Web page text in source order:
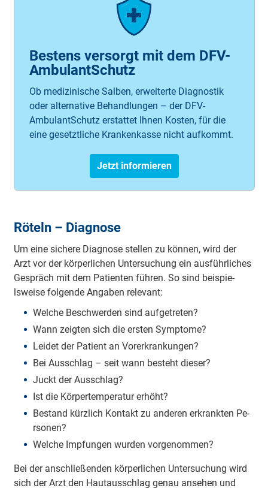
Bestens versorgt mit dem DFV-
AmbulantSchutz
Ob medizinische Salben, erweiterte Diagnostik
oder alternative Behandlungen – der DFV-
AmbulantSchutz erstattet Ihnen Kosten, für die
eine gesetztliche Krankenkasse nicht aufkommt.
Jetzt informieren
Röteln – Dia­gno­se
Um eine si­che­re Dia­gno­se stellen zu können, wird der
Arzt vor der kö­rpe­rli­chen U­nte­rsu­chung ein au­sfü­hrli­ches
Gespräch mit dem Pa­tie­nten führen. So sind bei­spie­
lswei­se fo­lge­nde A­nga­ben re­le­vant:
Welche Be­schwe­rden sind au­fge­tre­ten?
Wann zeigten sich die ersten Sy­mpto­me?
Leidet der Patient an Vo­re­rkra­nku­ngen?
Bei Ausschlag – seit wann besteht dieser?
Juckt der Ausschlag?
Ist die Kö­rpe­rte­mpe­ra­tur erhöht?
Bestand kürzlich Kontakt zu a­nde­ren e­rkra­nkten Pe­
rso­nen?
Welche I­mpfu­ngen wurden vo­rge­no­mmen?
Bei der a­nschlie­ße­nden kö­rpe­rli­chen U­nte­rsu­chung wird
sich der Arzt den Hau­tau­sschlag genau a­nse­hen und